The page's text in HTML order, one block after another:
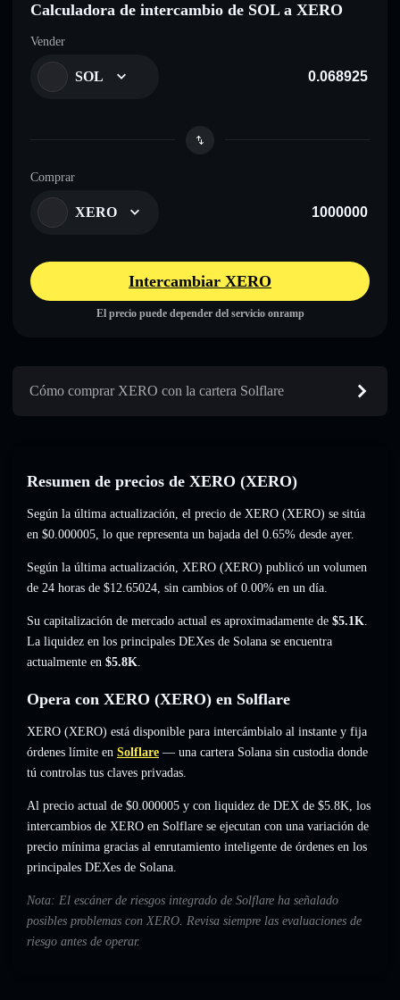
Calculadora de intercambio de SOL a XERO
Vender
SOL
Comprar
XERO
Intercambiar XERO
El precio puede depender del servicio onramp
Cómo comprar XERO con la cartera Solflare
Resumen de precios de XERO (XERO)
Según la última actualización, el precio de XERO (XERO) se sitúa
en $0.000005, lo que representa un bajada del 0.65% desde ayer.
Según la última actualización, XERO (XERO) publicó un volumen
de 24 horas de $12.65024, sin cambios of 0.00% en un día.
Su capitalización de mercado actual es aproximadamente de $5.1K.
La liquidez en los principales DEXes de Solana se encuentra
actualmente en $5.8K.
Opera con XERO (XERO) en Solflare
XERO (XERO) está disponible para intercámbialo al instante y fija
órdenes límite en Solflare — una cartera Solana sin custodia donde
tú controlas tus claves privadas.
Al precio actual de $0.000005 y con liquidez de DEX de $5.8K, los
intercambios de XERO en Solflare se ejecutan con una variación de
precio mínima gracias al enrutamiento inteligente de órdenes en los
principales DEXes de Solana.
Nota: El escáner de riesgos integrado de Solflare ha señalado
posibles problemas con XERO. Revisa siempre las evaluaciones de
riesgo antes de operar.